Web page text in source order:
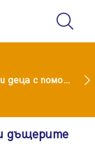
Майка уби четирите си деца с помощта на баба им, след което се самоуби
дъщерите